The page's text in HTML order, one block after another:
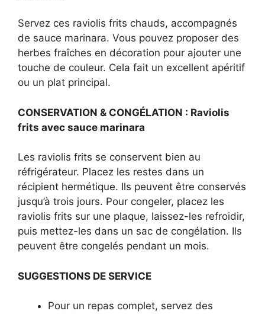
Servez ces raviolis frits chauds, accompagnés
de sauce marinara. Vous pouvez proposer des
herbes fraîches en décoration pour ajouter une
touche de couleur. Cela fait un excellent apéritif
ou un plat principal.
CONSERVATION & CONGÉLATION : Raviolis
frits avec sauce marinara
Les raviolis frits se conservent bien au
réfrigérateur. Placez les restes dans un
récipient hermétique. Ils peuvent être conservés
jusqu’à trois jours. Pour congeler, placez les
raviolis frits sur une plaque, laissez-les refroidir,
puis mettez-les dans un sac de congélation. Ils
peuvent être congelés pendant un mois.
SUGGESTIONS DE SERVICE
Pour un repas complet, servez des